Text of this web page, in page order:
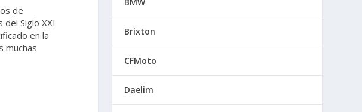
de
Siglo XXI
en la
muchas
Brixton
CFMoto
Daelim